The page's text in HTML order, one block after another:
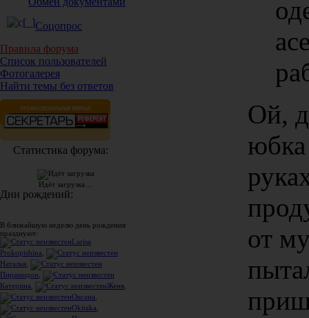
Соцопрос
Правила форума
Список пользователей
Фотогалерея
Найти темы без ответов
Статистика форума:
Идёт загрузка…
Дни рождений:
В ближайшую неделю день рождения
празднуют:
Larisa
Prokopishina
Наталья
Пирамидон
Катерина
Женя
Оксана
Okitaka
Ой,
от